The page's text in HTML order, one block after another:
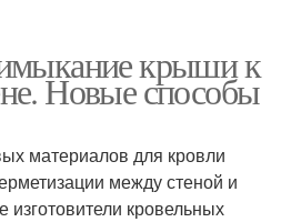
крыши к
Новые способы
материалов для кровли
между стеной и
изготовители кровельных